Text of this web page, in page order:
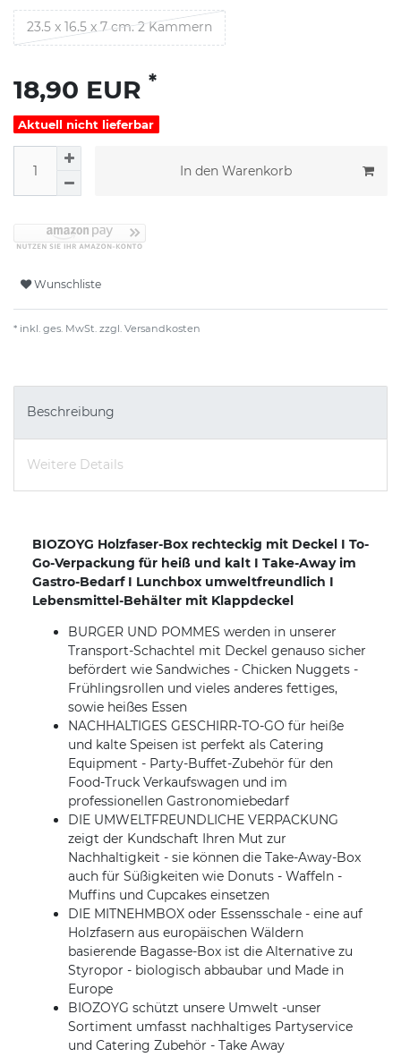
23.5 x 16.5 x 7 cm. 2 Kammern
18,90 EUR *
Aktuell nicht lieferbar
In den Warenkorb
Wunschliste
* inkl. ges. MwSt. zzgl. Versandkosten
Beschreibung
Weitere Details
BIOZOYG Holzfaser-Box rechteckig mit Deckel I To-
Go-Verpackung für heiß und kalt I Take-Away im
Gastro-Bedarf I Lunchbox umweltfreundlich I
Lebensmittel-Behälter mit Klappdeckel
BURGER UND POMMES werden in unserer
Transport-Schachtel mit Deckel genauso sicher
befördert wie Sandwiches - Chicken Nuggets -
Frühlingsrollen und vieles anderes fettiges,
sowie heißes Essen
NACHHALTIGES GESCHIRR-TO-GO für heiße
und kalte Speisen ist perfekt als Catering
Equipment - Party-Buffet-Zubehör für den
Food-Truck Verkaufswagen und im
professionellen Gastronomiebedarf
DIE UMWELTFREUNDLICHE VERPACKUNG
zeigt der Kundschaft Ihren Mut zur
Nachhaltigkeit - sie können die Take-Away-Box
auch für Süßigkeiten wie Donuts - Waffeln -
Muffins und Cupcakes einsetzen
DIE MITNEHMBOX oder Essensschale - eine auf
Holzfasern aus europäischen Wäldern
basierende Bagasse-Box ist die Alternative zu
Styropor - biologisch abbaubar und Made in
Europe
BIOZOYG schützt unsere Umwelt -unser
Sortiment umfasst nachhaltiges Partyservice
und Catering Zubehör - Take Away